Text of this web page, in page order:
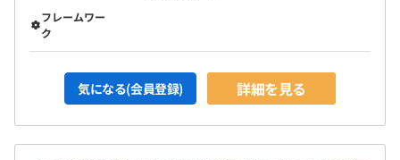
フレームワー
ク
気になる(会員登録) 詳細を見る